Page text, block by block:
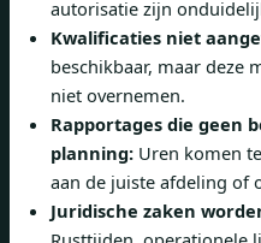
autorisatie zijn
Kwalificaties niet
beschikbaar, maar deze
niet overnemen.
Rapportages die geen
planning: Uren komen
aan de juiste afdeling of
Juridische zaken